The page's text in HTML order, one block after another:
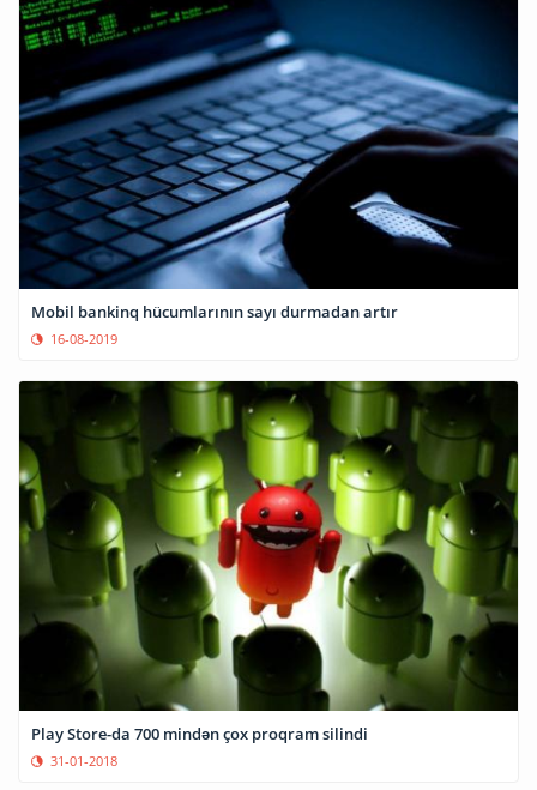
Mobil bankinq hücumlarının sayı durmadan artır
16-08-2019
Play Store-da 700 mindən çox proqram silindi
31-01-2018